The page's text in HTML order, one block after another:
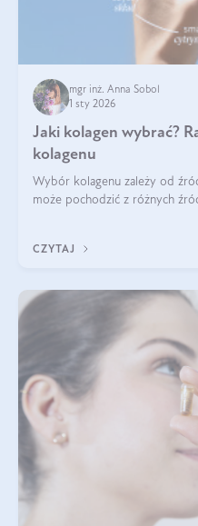
mgr inż. Anna Sobol
1 sty 2026
Jaki kolagen wybrać?
kolagenu
Wybór kolagenu zależy od
może pochodzić z różnych
bydlęcy.
CZYTAJ